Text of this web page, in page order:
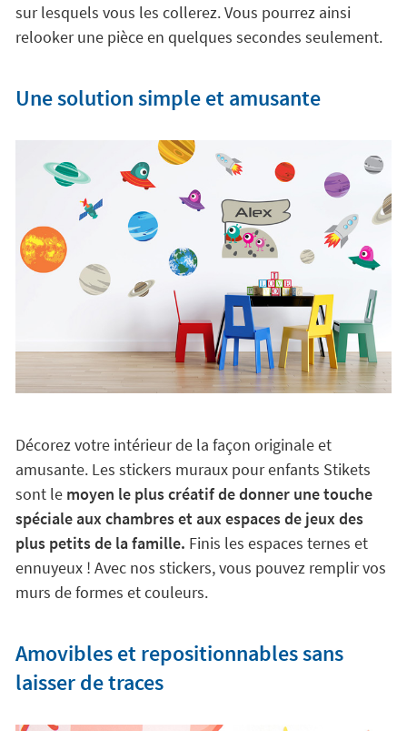
sur lesquels vous les collerez. Vous pourrez ainsi
relooker une pièce en quelques secondes seulement.
Une solution simple et amusante
Décorez votre intérieur de la façon originale et
amusante. Les stickers muraux pour enfants Stikets
sont le moyen le plus créatif de donner une touche
spéciale aux chambres et aux espaces de jeux des
plus petits de la famille. Finis les espaces ternes et
ennuyeux ! Avec nos stickers, vous pouvez remplir vos
murs de formes et couleurs.
Amovibles et repositionnables sans
laisser de traces